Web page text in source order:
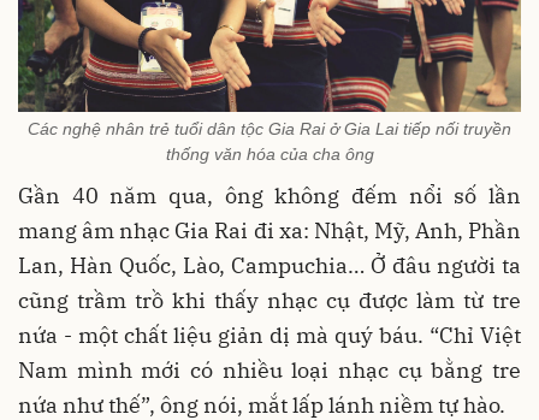
Các nghệ nhân trẻ tuổi dân tộc Gia Rai ở Gia Lai tiếp nối truyền
thống văn hóa của cha ông
Gần 40 năm qua, ông không đếm nổi số lần
mang âm nhạc Gia Rai đi xa: Nhật, Mỹ, Anh, Phần
Lan, Hàn Quốc, Lào, Campuchia… Ở đâu người ta
cũng trầm trồ khi thấy nhạc cụ được làm từ tre
nứa - một chất liệu giản dị mà quý báu. “Chỉ Việt
Nam mình mới có nhiều loại nhạc cụ bằng tre
nứa như thế”, ông nói, mắt lấp lánh niềm tự hào.